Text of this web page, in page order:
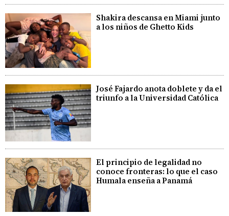
Shakira descansa en Miami junto
a los niños de Ghetto Kids
José Fajardo anota doblete y da el
triunfo a la Universidad Católica
El principio de legalidad no
conoce fronteras: lo que el caso
Humala enseña a Panamá